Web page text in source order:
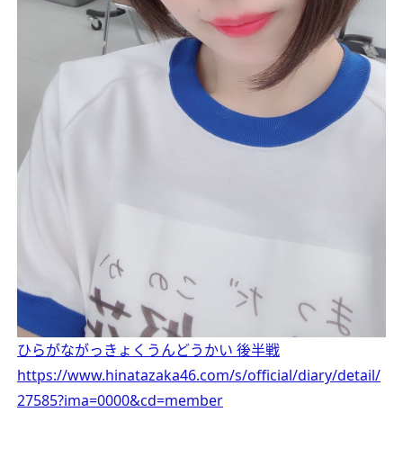
ひらがながっきょくうんどうかい 後半戦
https://www.hinatazaka46.com/s/official/diary/detail/
27585?ima=0000&cd=member